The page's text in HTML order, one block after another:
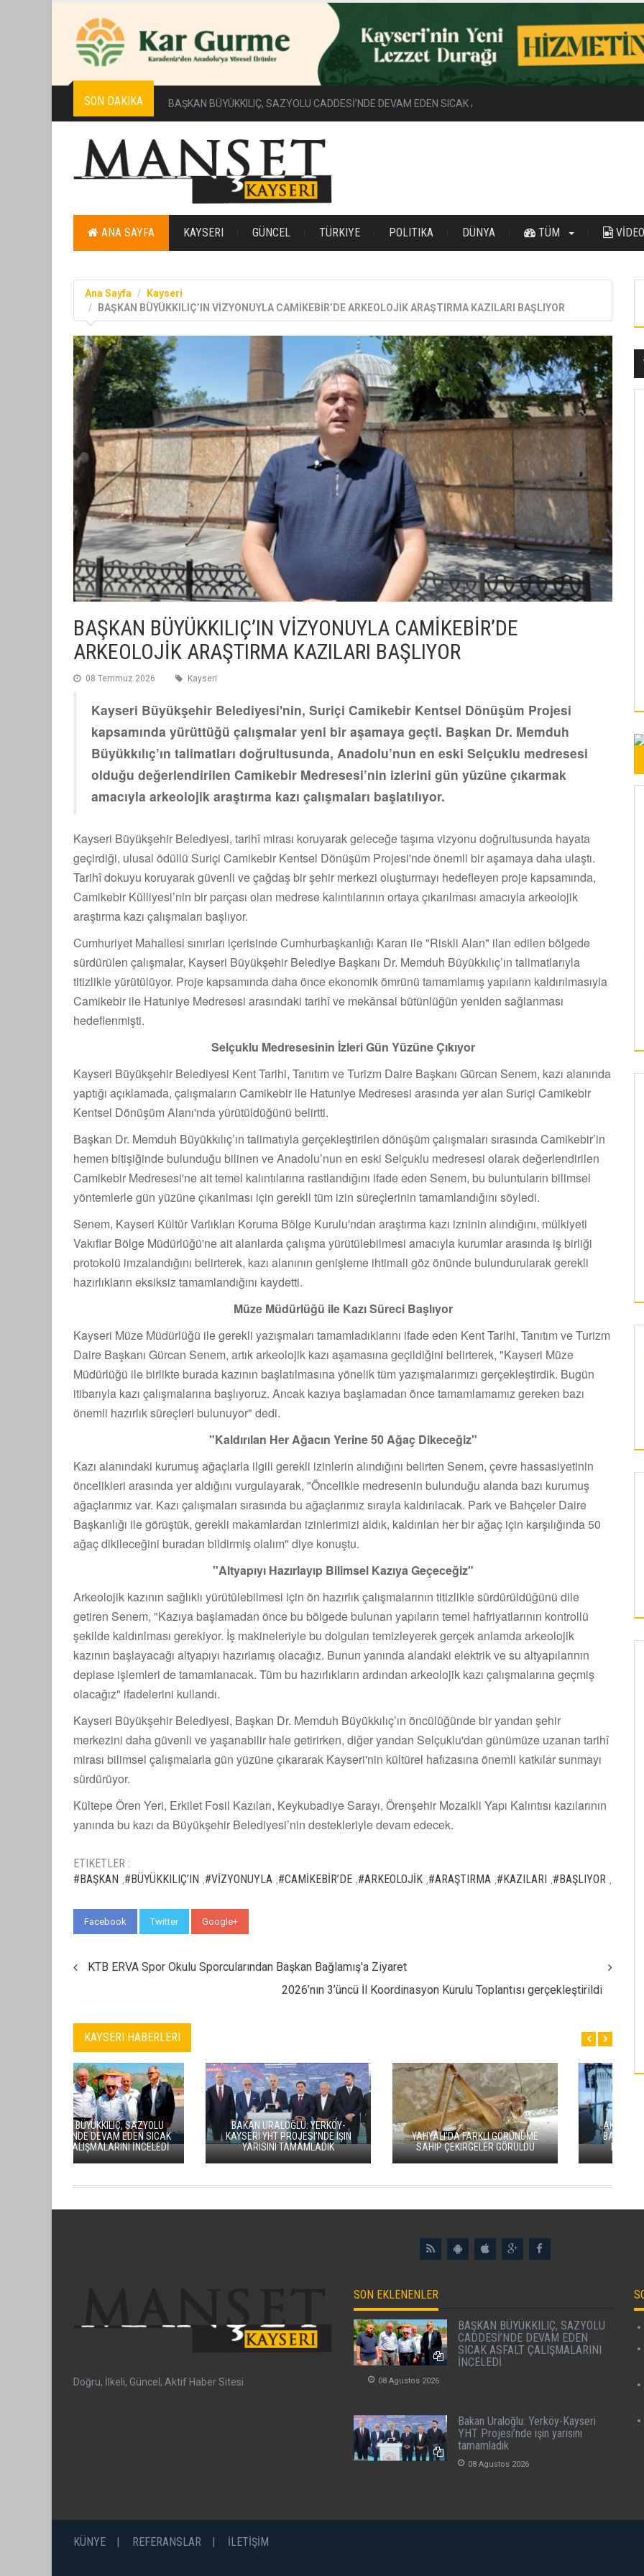
SON DAKIKA BAŞKAN BÜYÜKKILIÇ, SAZYOLU CADDESİ’NDE DEVAM EDEN SICAK ASFALT ÇALIŞMALARINI İNCELEDİ
ANA SAYFA KAYSERI GÜNCEL TÜRKIYE POLITIKA DÜNYA TÜM VİDEO
Ana Sayfa
Kayseri
BAŞKAN BÜYÜKKILIÇ’IN VİZYONUYLA CAMİKEBİR’DE ARKEOLOJİK ARAŞTIRMA KAZILARI BAŞLIYOR
BAŞKAN BÜYÜKKILIÇ’IN VİZYONUYLA CAMİKEBİR’DE
ARKEOLOJİK ARAŞTIRMA KAZILARI BAŞLIYOR
08 Temmuz 2026 Kayseri
Kayseri Büyükşehir Belediyesi'nin, Suriçi Camikebir Kentsel Dönüşüm Projesi
kapsamında yürüttüğü çalışmalar yeni bir aşamaya geçti. Başkan Dr. Memduh
Büyükkılıç’ın talimatları doğrultusunda, Anadolu’nun en eski Selçuklu medresesi
olduğu değerlendirilen Camikebir Medresesi’nin izlerini gün yüzüne çıkarmak
amacıyla arkeolojik araştırma kazı çalışmaları başlatılıyor.
Kayseri Büyükşehir Belediyesi, tarihî mirası koruyarak geleceğe taşıma vizyonu doğrultusunda hayata
geçirdiği, ulusal ödüllü Suriçi Camikebir Kentsel Dönüşüm Projesi'nde önemli bir aşamaya daha ulaştı.
Tarihî dokuyu koruyarak güvenli ve çağdaş bir şehir merkezi oluşturmayı hedefleyen proje kapsamında,
Camikebir Külliyesi’nin bir parçası olan medrese kalıntılarının ortaya çıkarılması amacıyla arkeolojik
araştırma kazı çalışmaları başlıyor.
Cumhuriyet Mahallesi sınırları içerisinde Cumhurbaşkanlığı Kararı ile "Riskli Alan" ilan edilen bölgede
sürdürülen çalışmalar, Kayseri Büyükşehir Belediye Başkanı Dr. Memduh Büyükkılıç’ın talimatlarıyla
titizlikle yürütülüyor. Proje kapsamında daha önce ekonomik ömrünü tamamlamış yapıların kaldırılmasıyla
Camikebir ile Hatuniye Medresesi arasındaki tarihî ve mekânsal bütünlüğün yeniden sağlanması
hedeflenmişti.
Selçuklu Medresesinin İzleri Gün Yüzüne Çıkıyor
Kayseri Büyükşehir Belediyesi Kent Tarihi, Tanıtım ve Turizm Daire Başkanı Gürcan Senem, kazı alanında
yaptığı açıklamada, çalışmaların Camikebir ile Hatuniye Medresesi arasında yer alan Suriçi Camikebir
Kentsel Dönüşüm Alanı'nda yürütüldüğünü belirtti.
Başkan Dr. Memduh Büyükkılıç’ın talimatıyla gerçekleştirilen dönüşüm çalışmaları sırasında Camikebir’in
hemen bitişiğinde bulunduğu bilinen ve Anadolu’nun en eski Selçuklu medresesi olarak değerlendirilen
Camikebir Medresesi'ne ait temel kalıntılarına rastlandığını ifade eden Senem, bu buluntuların bilimsel
yöntemlerle gün yüzüne çıkarılması için gerekli tüm izin süreçlerinin tamamlandığını söyledi.
Senem, Kayseri Kültür Varlıkları Koruma Bölge Kurulu'ndan araştırma kazı izninin alındığını, mülkiyeti
Vakıflar Bölge Müdürlüğü'ne ait alanlarda çalışma yürütülebilmesi amacıyla kurumlar arasında iş birliği
protokolü imzalandığını belirterek, kazı alanının genişleme ihtimali göz önünde bulundurularak gerekli
hazırlıkların eksiksiz tamamlandığını kaydetti.
Müze Müdürlüğü ile Kazı Süreci Başlıyor
Kayseri Müze Müdürlüğü ile gerekli yazışmaları tamamladıklarını ifade eden Kent Tarihi, Tanıtım ve Turizm
Daire Başkanı Gürcan Senem, artık arkeolojik kazı aşamasına geçildiğini belirterek, "Kayseri Müze
Müdürlüğü ile birlikte burada kazının başlatılmasına yönelik tüm yazışmalarımızı gerçekleştirdik. Bugün
itibarıyla kazı çalışmalarına başlıyoruz. Ancak kazıya başlamadan önce tamamlamamız gereken bazı
önemli hazırlık süreçleri bulunuyor" dedi.
"Kaldırılan Her Ağacın Yerine 50 Ağaç Dikeceğiz"
Kazı alanındaki kurumuş ağaçlarla ilgili gerekli izinlerin alındığını belirten Senem, çevre hassasiyetinin
öncelikleri arasında yer aldığını vurgulayarak, "Öncelikle medresenin bulunduğu alanda bazı kurumuş
ağaçlarımız var. Kazı çalışmaları sırasında bu ağaçlarımız sırayla kaldırılacak. Park ve Bahçeler Daire
Başkanlığı ile görüştük, gerekli makamlardan izinlerimizi aldık, kaldırılan her bir ağaç için karşılığında 50
ağaç dikileceğini buradan bildirmiş olalım" diye konuştu.
"Altyapıyı Hazırlayıp Bilimsel Kazıya Geçeceğiz"
Arkeolojik kazının sağlıklı yürütülebilmesi için ön hazırlık çalışmalarının titizlikle sürdürüldüğünü dile
getiren Senem, "Kazıya başlamadan önce bu bölgede bulunan yapıların temel hafriyatlarının kontrollü
şekilde kaldırılması gerekiyor. İş makineleriyle bu dolguları temizleyerek gerçek anlamda arkeolojik
kazının başlayacağı altyapıyı hazırlamış olacağız. Bunun yanında alandaki elektrik ve su altyapılarının
deplase işlemleri de tamamlanacak. Tüm bu hazırlıkların ardından arkeolojik kazı çalışmalarına geçmiş
olacağız" ifadelerini kullandı.
Kayseri Büyükşehir Belediyesi, Başkan Dr. Memduh Büyükkılıç’ın öncülüğünde bir yandan şehir
merkezini daha güvenli ve yaşanabilir hale getirirken, diğer yandan Selçuklu'dan günümüze uzanan tarihî
mirası bilimsel çalışmalarla gün yüzüne çıkararak Kayseri'nin kültürel hafızasına önemli katkılar sunmayı
sürdürüyor.
Kültepe Ören Yeri, Erkilet Fosil Kazıları, Keykubadiye Sarayı, Örenşehir Mozaikli Yapı Kalıntısı kazılarının
yanında bu kazı da Büyükşehir Belediyesi’nin destekleriyle devam edecek.
ETIKETLER :
#BAŞKAN #BÜYÜKKILIÇ’IN #VİZYONUYLA #CAMİKEBİR’DE #ARKEOLOJİK #ARAŞTIRMA #KAZILARI #BAŞLIYOR
Facebook Twitter Google+
KTB ERVA Spor Okulu Sporcularından Başkan Bağlamış'a Ziyaret
2026’nın 3’üncü İl Koordinasyon Kurulu Toplantısı gerçekleştirildi
KAYSERI HABERLERI
AKKIŞLA’NIN CHP’LI BELEDIYE
BAŞKANI MUSTAFA DURSUN,
PARTISINDEN ISTIFA ETTI
KAYSERISPOR BAŞKANI ALI ÇAMLI:
TRANSFER YASAĞIMIZIN
KALDIRILMASININ HAYIRLI
OLMASINI DILIYORUM
VALI GÖKMEN ÇIÇEK, ERVA SPOR
KULÜPLERININ HAMILERIYLE BIR
ARAYA GELDI
KAYSERI
ERCIYES ÜNIVERSITESI’NDE
SÜRDÜRÜLEBILIR ENERJI HAMLESI
Doğru, İlkeli, Güncel, Aktif Haber Sitesi
SON EKLENENLER
BAŞKAN BÜYÜKKILIÇ, SAZYOLU
CADDESİ’NDE DEVAM EDEN
SICAK ASFALT ÇALIŞMALARINI
İNCELEDİ
08 Agustos 2026
Bakan Uraloğlu: Yerköy-Kayseri
YHT Projesi’nde işin yarısını
tamamladık
08 Agustos 2026
KÜNYE REFERANSLAR İLETİŞİM